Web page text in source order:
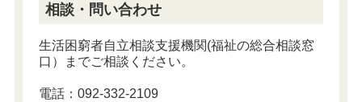
相談・問い合わせ
生活困窮者自立相談支援機関(福祉の総合相談窓
口）までご相談ください。
電話：092-332-2109